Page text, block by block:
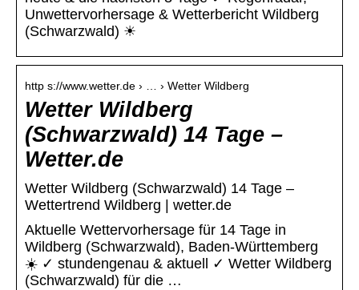
Unwettervorhersage & Wetterbericht Wildberg
(Schwarzwald) ☀
http s://www.wetter.de › … › Wetter Wildberg
Wetter Wildberg
(Schwarzwald) 14 Tage –
Wetter.de
Wetter Wildberg (Schwarzwald) 14 Tage –
Wettertrend Wildberg | wetter.de
Aktuelle Wettervorhersage für 14 Tage in
Wildberg (Schwarzwald), Baden-Württemberg
☀️ ✓ stundengenau & aktuell ✓ Wetter Wildberg
(Schwarzwald) für die …